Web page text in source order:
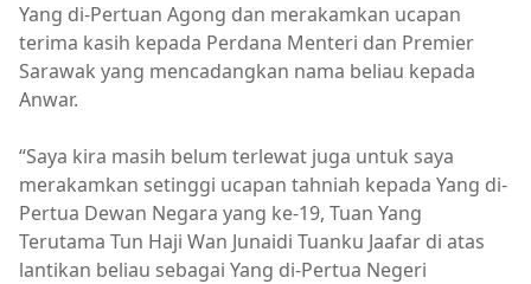
Yang di-Pertuan Agong dan merakamkan ucapan
terima kasih kepada Perdana Menteri dan Premier
Sarawak yang mencadangkan nama beliau kepada
Anwar.
“Saya kira masih belum terlewat juga untuk saya
merakamkan setinggi ucapan tahniah kepada Yang di-
Pertua Dewan Negara yang ke-19, Tuan Yang
Terutama Tun Haji Wan Junaidi Tuanku Jaafar di atas
lantikan beliau sebagai Yang di-Pertua Negeri